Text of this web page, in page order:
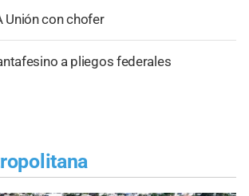
Unión con chofer
a pliegos federales